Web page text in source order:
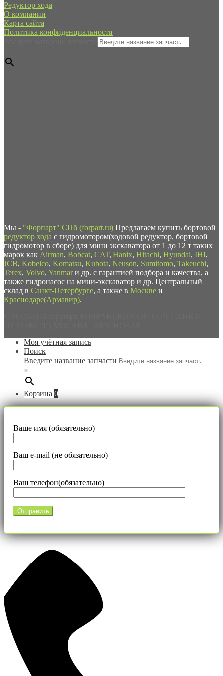
Редуктор хода
О компании
Карта сайта
Политика конфиденциальности
Мы - "Форпарт" СПб (forpart.ru) Предлагаем купить бортовой
редуктор хода с гидромотором(ходовой редуктор, бортовой
гидромотор в сборе) для мини экскаватора от 1 до 12 т таких
марок как Airman, Bobcat, CAT, Hanix, Hitachi, Hyundai, IHI,
JCB, Kobelco, Komatsu, Kubota, Neuson, Sumitomo, Takeuchi,
Terex, Volvo, Yanmar и др. с гарантией подбора и качества, а
также гидронасос на мини-экскаватор и др. Центральный
склад в Санкт-Петербурге, а также в Москве и
Краснодаре(Армавир).
Моя учётная запись
Поиск
Введите название запчасти
×
Корзина 0
Ваше имя (обязательно)
Ваш e-mail (не обязательно)
Ваш телефон(обязательно)